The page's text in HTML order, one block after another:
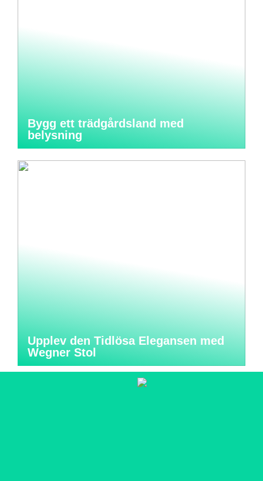
Bygg ett trädgårdsland med
belysning
Upplev den Tidlösa Elegansen med
Wegner Stol